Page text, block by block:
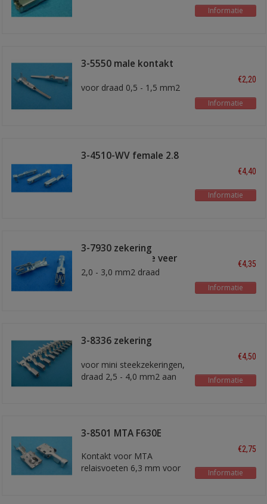
Informatie
3-5550 male kontakt
voor draad 0,5 - 1,5 mm2
€2,20
Informatie
3-4510-WV female 2.8
€4,40
Informatie
3-7930 zekering
kontakt dubbele veer
2,0 - 3,0 mm2 draad
€4,35
Informatie
3-8336 zekering
voor mini steekzekeringen,
draad 2,5 - 4,0 mm2 aan
€4,50
Informatie
3-8501 MTA F630E
Kontakt voor MTA
relaisvoeten 6,3 mm voor
€2,75
Informatie